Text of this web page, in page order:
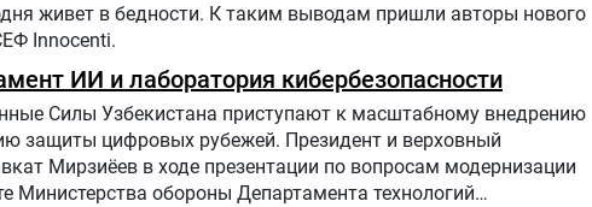
живет в бедности. К таким выводам пришли авторы нового
Innocenti.
ИИ и лаборатория кибербезопасности
Силы Узбекистана приступают к масштабному внедрению
защиты цифровых рубежей. Президент и верховный
Мирзиёев в ходе презентации по вопросам модернизации
Министерства обороны Департамента технологий